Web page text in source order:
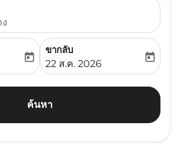
date-aria-label
today
ขากลับ
fc-booking-return-date-
22 ส.ค. 2026
today
ค้นหา